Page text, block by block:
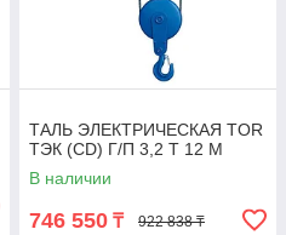
ТАЛЬ ЭЛЕКТРИЧЕСКАЯ TOR
ТЭК (CD) Г/П 3,2 Т 12 М
В наличии
746 550 ₸ 922 838 ₸